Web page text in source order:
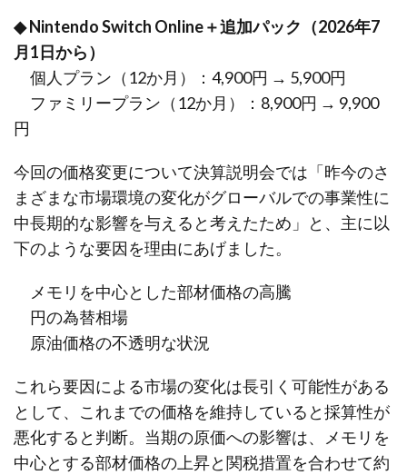
◆ Nintendo Switch Online＋追加パック（2026年7
月1日から）
個人プラン（12か月）：4,900円 → 5,900円
ファミリープラン（12か月）：8,900円 → 9,900
円
今回の価格変更について決算説明会では「昨今のさ
まざまな市場環境の変化がグローバルでの事業性に
中長期的な影響を与えると考えたため」と、主に以
下のような要因を理由にあげました。
メモリを中心とした部材価格の高騰
円の為替相場
原油価格の不透明な状況
これら要因による市場の変化は長引く可能性がある
として、これまでの価格を維持していると採算性が
悪化すると判断。当期の原価への影響は、メモリを
中心とする部材価格の上昇と関税措置を合わせて約